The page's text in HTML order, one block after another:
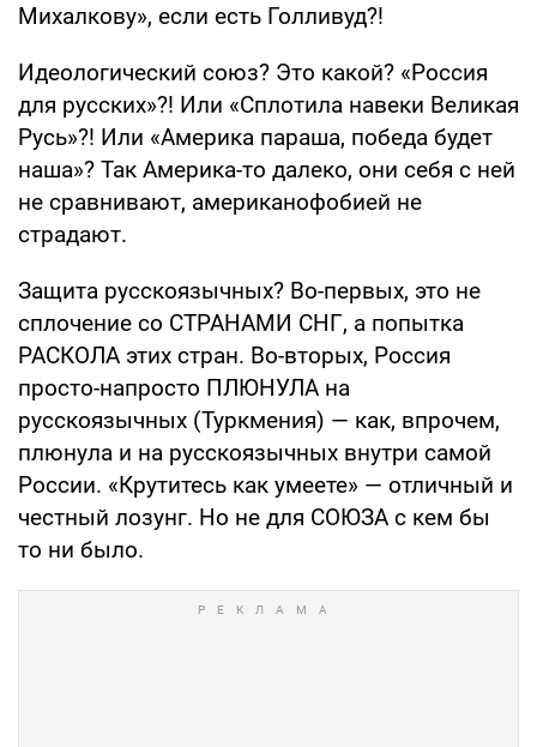
Михалкову», если есть Голливуд?!
Идеологический союз? Это какой? «Россия
для русских»?! Или «Сплотила навеки Великая
Русь»?! Или «Америка параша, победа будет
наша»? Так Америка-то далеко, они себя с ней
не сравнивают, американофобией не
страдают.
Защита русскоязычных? Во-первых, это не
сплочение со СТРАНАМИ СНГ, а попытка
РАСКОЛА этих стран. Во-вторых, Россия
просто-напросто ПЛЮНУЛА на
русскоязычных (Туркмения) — как, впрочем,
плюнула и на русскоязычных внутри самой
России. «Крутитесь как умеете» — отличный и
честный лозунг. Но не для СОЮЗА с кем бы
то ни было.